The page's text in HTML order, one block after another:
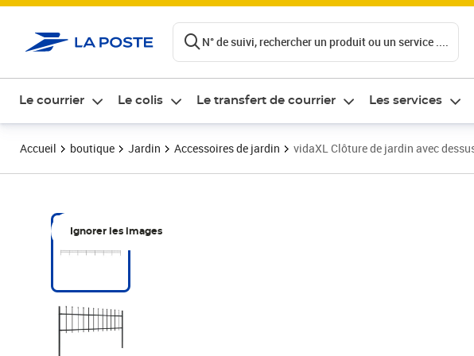
N° de suivi, rechercher un produit ou un service ....
Le courrier Le colis Le transfert de courrier Les services
Accueil boutique Jardin Accessoires de jardin vidaXL Clôture de jardin avec
Ignorer les images